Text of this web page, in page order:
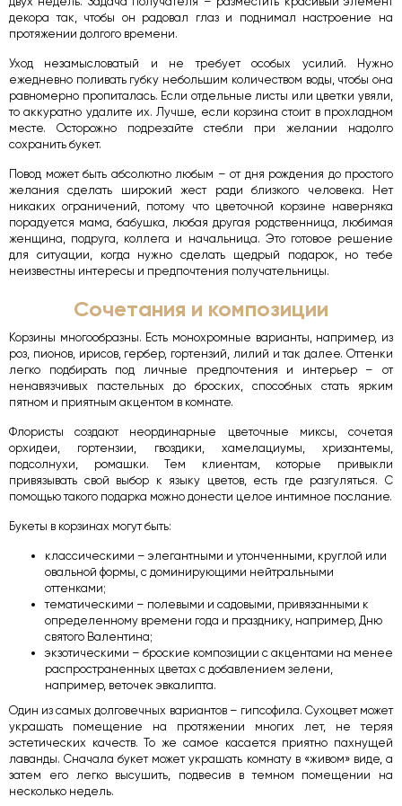
декора так, чтобы он радовал глаз и поднимал настроение на
протяжении долгого времени.
Уход незамысловатый и не требует особых усилий. Нужно
ежедневно поливать губку небольшим количеством воды, чтобы она
равномерно пропиталась. Если отдельные листы или цветки увяли,
то аккуратно удалите их. Лучше, если корзина стоит в прохладном
месте. Осторожно подрезайте стебли при желании надолго
сохранить букет.
Повод может быть абсолютно любым – от дня рождения до простого
желания сделать широкий жест ради близкого человека. Нет
никаких ограничений, потому что цветочной корзине наверняка
порадуется мама, бабушка, любая другая родственница, любимая
женщина, подруга, коллега и начальница. Это готовое решение
для ситуации, когда нужно сделать щедрый подарок, но тебе
неизвестны интересы и предпочтения получательницы.
Сочетания и композиции
Корзины многообразны. Есть монохромные варианты, например, из
роз, пионов, ирисов, гербер, гортензий, лилий и так далее. Оттенки
легко подбирать под личные предпочтения и интерьер – от
ненавязчивых пастельных до броских, способных стать ярким
пятном и приятным акцентом в комнате.
Флористы создают неординарные цветочные миксы, сочетая
орхидеи, гортензии, гвоздики, хамелациумы, хризантемы,
подсолнухи, ромашки. Тем клиентам, которые привыкли
привязывать свой выбор к языку цветов, есть где разгуляться. С
помощью такого подарка можно донести целое интимное послание.
Букеты в корзинах могут быть:
классическими – элегантными и утонченными, круглой или
овальной формы, с доминирующими нейтральными
оттенками;
тематическими – полевыми и садовыми, привязанными к
определенному времени года и празднику, например, Дню
святого Валентина;
экзотическими – броские композиции с акцентами на менее
распространенных цветах с добавлением зелени,
например, веточек эвкалипта.
Один из самых долговечных вариантов – гипсофила. Сухоцвет может
украшать помещение на протяжении многих лет, не теряя
эстетических качеств. То же самое касается приятно пахнущей
лаванды. Сначала букет может украшать комнату в «живом» виде, а
затем его легко высушить, подвесив в темном помещении на
несколько недель.